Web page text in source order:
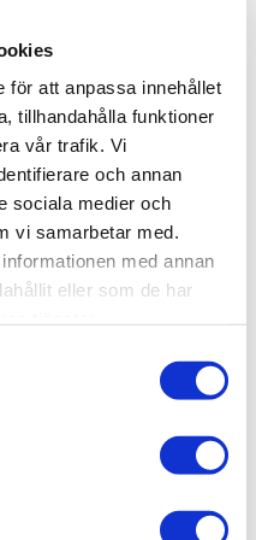
för att anpassa innehållet
tillhandahålla funktioner
vår trafik. Vi
och annan
sociala medier och
vi samarbetar med.
med annan
eller som de har
med fler vid
/